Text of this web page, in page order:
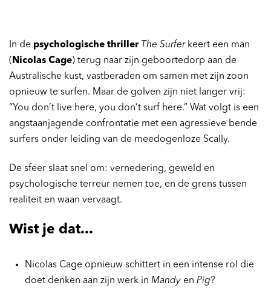
In de psychologische thriller The Surfer keert een man
(Nicolas Cage) terug naar zijn geboortedorp aan de
Australische kust, vastberaden om samen met zijn zoon
opnieuw te surfen. Maar de golven zijn niet langer vrij:
“You don’t live here, you don’t surf here.” Wat volgt is een
angstaanjagende confrontatie met een agressieve bende
surfers onder leiding van de meedogenloze Scally.
De sfeer slaat snel om: vernedering, geweld en
psychologische terreur nemen toe, en de grens tussen
realiteit en waan vervaagt.
Wist je dat...
Nicolas Cage opnieuw schittert in een intense rol die
doet denken aan zijn werk inMandy enPig?